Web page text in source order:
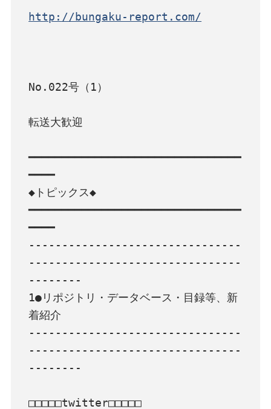
http://bungaku-report.com/
No.022号（1）
転送大歓迎
━━━━━━━━━━━━━━━━━━━━━━━━━━━━━━━━
━━━━
◆トピックス◆
━━━━━━━━━━━━━━━━━━━━━━━━━━━━━━━━
━━━━
--------------------------------
--------------------------------
--------
1●リポジトリ・データベース・目録等、新
着紹介
--------------------------------
--------------------------------
--------
□□□□□twitter□□□□□